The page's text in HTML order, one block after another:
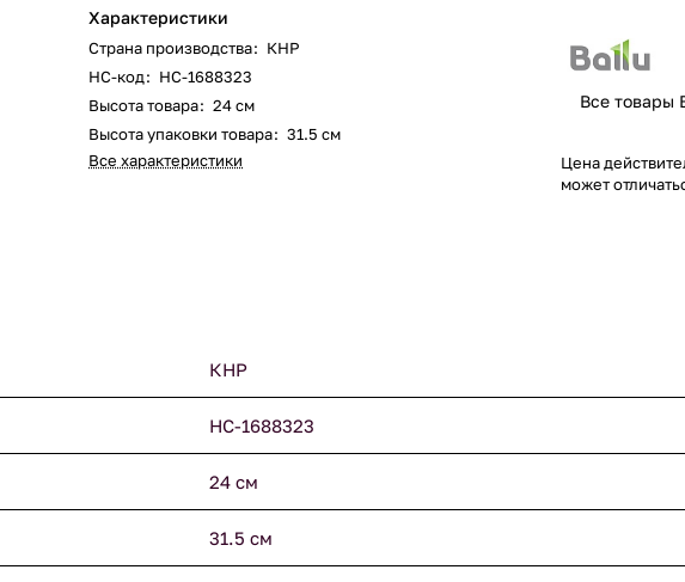
Характеристики
Страна производства: КНР
НС-код: НС-1688323
Высота товара: 24 см
Высота упаковки товара: 31.5 см
Все характеристики
Все товары
Цена
может
КНР
НС-1688323
24 см
31.5 см